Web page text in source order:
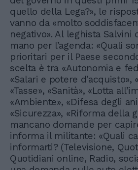
quello della Lega?», le
vanno da «molto
negativo». Al leghista Salvini
mano per l’agenda: «Quali
prioritari per il Paese
scelta è tra «Autonomia e
«Salari e potere d’acquisto»,
«Tasse», «Sanità», «Lotta
«Ambiente», «Difesa degli
«Sicurezza», «Riforma della
mancano domande per
informa il militante: «Quali
informarti? (Televisione,
Quotidiani online, Radio,